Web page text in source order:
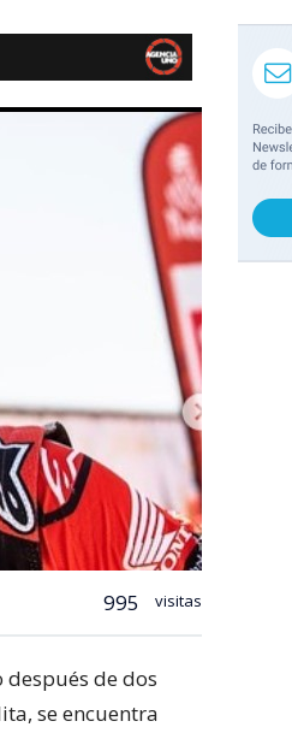
995 visitas
después de dos
se encuentra